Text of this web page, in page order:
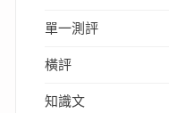
單一測評
橫評
知識文